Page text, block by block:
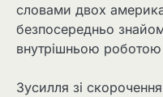
словами двох
безпосередньо
внутрішньою роботою
Зусилля зі